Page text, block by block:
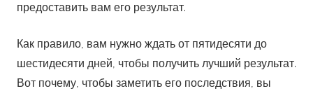
предоставить вам его результат.
Как правило, вам нужно ждать от пятидесяти до
шестидесяти дней, чтобы получить лучший результат.
Вот почему, чтобы заметить его последствия, вы